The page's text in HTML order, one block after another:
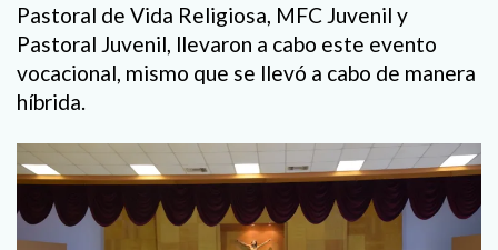
Pastoral de Vida Religiosa, MFC Juvenil y
Pastoral Juvenil, llevaron a cabo este evento
vocacional, mismo que se llevó a cabo de manera
híbrida.